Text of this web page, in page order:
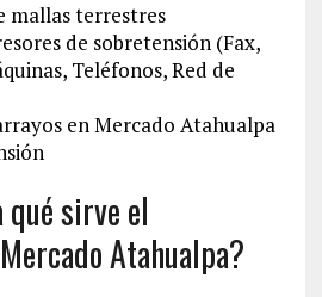
mallas terrestres
de sobretensión (Fax,
Teléfonos, Red de
en Mercado Atahualpa
qué sirve el
Atahualpa?